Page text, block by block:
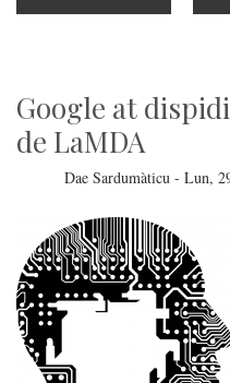
inteligèntzias
Google at
de LaMDA
Dae Sardumàticu - Lun,